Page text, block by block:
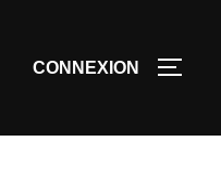
CONNEXION